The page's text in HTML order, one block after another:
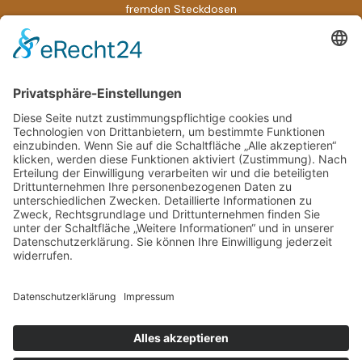
fremden Steckdosen
Wenn HR auf Fernarbeit trifft: So verändern digitale Prozesse
unser Berufsleben radikal
Sehenswürdigkeiten
So steigern Sie Ihre Konzentration und Energie unterwegs
mit natürlichen Vitaminkapseln
Top Pflege Jobs in Frankfurt: Jetzt den passenden
Pflegedienst finden und Karriere starten!
Schlagwörter
© 2026 Travel Lifestyle 24